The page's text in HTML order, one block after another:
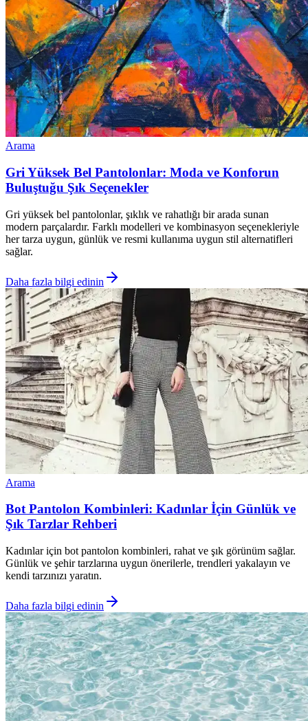
Arama
Gri Yüksek Bel Pantolonlar: Moda ve Konforun
Buluştuğu Şık Seçenekler
Gri yüksek bel pantolonlar, şıklık ve rahatlığı bir arada sunan
modern parçalardır. Farklı modelleri ve kombinasyon seçenekleriyle
her tarza uygun, günlük ve resmi kullanıma uygun stil alternatifleri
sağlar.
Daha fazla bilgi edinin
Arama
Bot Pantolon Kombinleri: Kadınlar İçin Günlük ve
Şık Tarzlar Rehberi
Kadınlar için bot pantolon kombinleri, rahat ve şık görünüm sağlar.
Günlük ve şehir tarzlarına uygun önerilerle, trendleri yakalayın ve
kendi tarzınızı yaratın.
Daha fazla bilgi edinin